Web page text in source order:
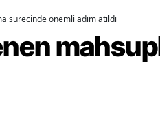
sürecinde önemli adım atıldı